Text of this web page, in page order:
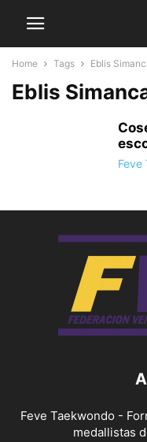
Home Tags Eblis
Eblis
Feve
Feve Taekwondo -
medallistas